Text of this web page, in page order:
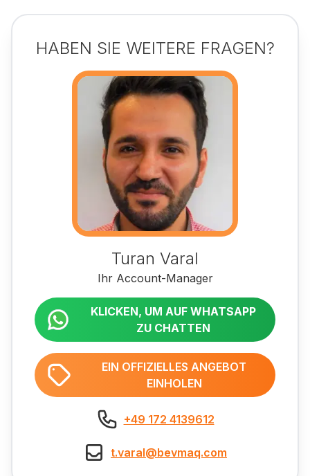
HABEN SIE WEITERE FRAGEN?
Turan Varal
Ihr Account-Manager
KLICKEN, UM AUF WHATSAPP
ZU CHATTEN
EIN OFFIZIELLES ANGEBOT
EINHOLEN
+49 172 4139612
t.varal@bevmaq.com